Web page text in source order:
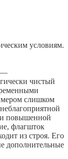
условиям.
—
чистый
слишком
и повышенной
флагшток
из строя. Его
дополнительные